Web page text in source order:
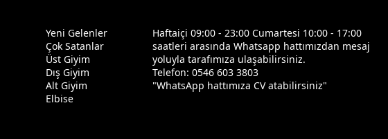
Yeni Gelenler
Çok Satanlar
Üst Giyim
Dış Giyim
Alt Giyim
Elbise
Haftaiçi 09:00 - 23:00 Cumartesi 10:00 - 17:00
saatleri arasında Whatsapp hattımızdan mesaj
yoluyla tarafımıza ulaşabilirsiniz.
Telefon: 0546 603 3803
"WhatsApp hattımıza CV atabilirsiniz"